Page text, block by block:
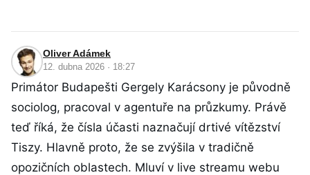
Oliver Adámek
12. dubna 2026 · 18:27
Primátor Budapešti Gergely Karácsony je původně
sociolog, pracoval v agentuře na průzkumy. Právě
teď říká, že čísla účasti naznačují drtivé vítězství
Tiszy. Hlavně proto, že se zvýšila v tradičně
opozičních oblastech. Mluví v live streamu webu